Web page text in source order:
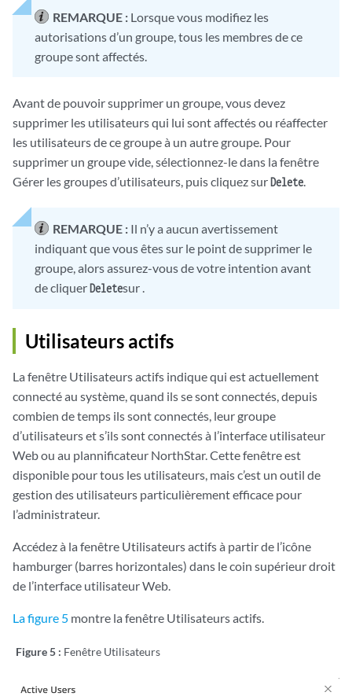
REMARQUE : Lorsque vous modifiez les
autorisations d’un groupe, tous les membres de ce
groupe sont affectés.
Avant de pouvoir supprimer un groupe, vous devez
supprimer les utilisateurs qui lui sont affectés ou réaffecter
les utilisateurs de ce groupe à un autre groupe. Pour
supprimer un groupe vide, sélectionnez-le dans la fenêtre
Gérer les groupes d’utilisateurs, puis cliquez sur Delete
REMARQUE : Il n’y a aucun avertissement
indiquant que vous êtes sur le point de supprimer le
groupe, alors assurez-vous de votre intention avant
de cliquer Deletesur .
Utilisateurs actifs
La fenêtre Utilisateurs actifs indique qui est actuellement
connecté au système, quand ils se sont connectés, depuis
combien de temps ils sont connectés, leur groupe
d’utilisateurs et s’ils sont connectés à l’interface utilisateur
Web ou au plannificateur NorthStar. Cette fenêtre est
disponible pour tous les utilisateurs, mais c’est un outil de
gestion des utilisateurs particulièrement efficace pour
l’administrateur.
Accédez à la fenêtre Utilisateurs actifs à partir de l’icône
hamburger (barres horizontales) dans le coin supérieur droit
de l’interface utilisateur Web.
La figure 5 montre la fenêtre Utilisateurs actifs.
Figure 5 : Fenêtre Utilisateurs